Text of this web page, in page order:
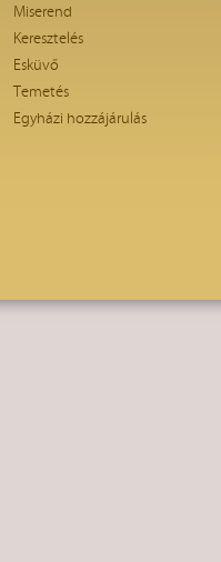
Miserend
Keresztelés
Esküvő
Temetés
Egyházi hozzájárulás